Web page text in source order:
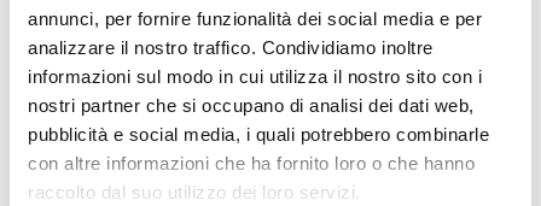
annunci, per fornire funzionalità dei social media e per
analizzare il nostro traffico. Condividiamo inoltre
informazioni sul modo in cui utilizza il nostro sito con i
nostri partner che si occupano di analisi dei dati web,
pubblicità e social media, i quali potrebbero combinarle
con altre informazioni che ha fornito loro o che hanno
raccolto dal suo utilizzo dei loro servizi.
di Rossella Luciani